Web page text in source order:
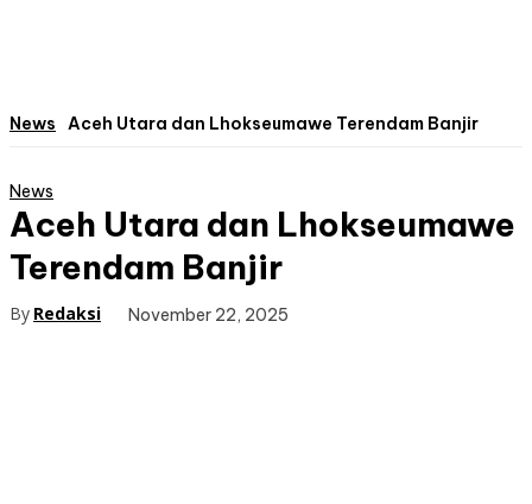
News Aceh Utara dan Lhokseumawe Terendam Banjir
News
Aceh Utara dan Lhokseumawe
Terendam Banjir
By Redaksi November 22, 2025